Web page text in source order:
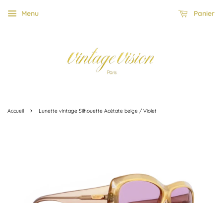
Menu Panier
Accueil › Lunette vintage Silhouette Acétate beige / Violet